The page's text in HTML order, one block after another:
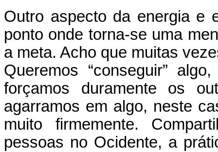
Outro aspecto da energia e
ponto onde torna-se uma
a meta. Acho que muitas
Queremos “conseguir”
forçamos duramente os
agarramos em algo, neste
muito firmemente.
pessoas no Ocidente, a